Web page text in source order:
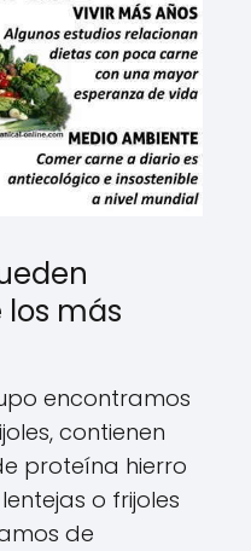
los más
encontramos
contienen
proteína hierro
o frijoles
de